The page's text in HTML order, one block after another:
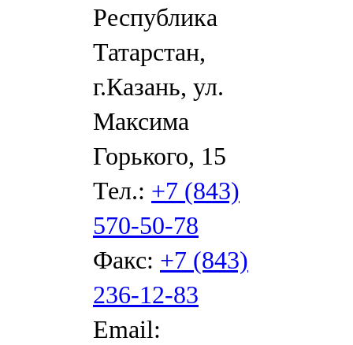
Республика
Татарстан,
г.Казань, ул.
Максима
Горького, 15
Тел.: +7 (843)
570-50-78
Факс: +7 (843)
236-12-83
Email: